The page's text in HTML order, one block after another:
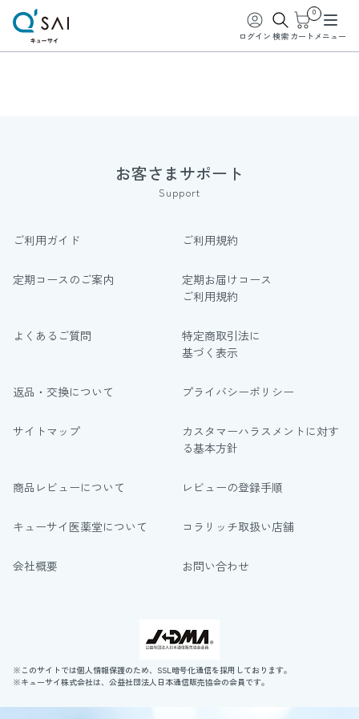
ログイン 検索
0
カート メニュー
お客さまサポート
Support
ご利用ガイド ご利用規約
定期コースのご案内
定期お届けコース
ご利用規約
よくあるご質問
特定商取引法に
基づく表示
返品・交換について プライバシーポリシー
サイトマップ
カスタマーハラスメントに対す
る基本方針
商品レビューについて レビューの登録手順
キューサイ医薬堂について コラリッチ取扱い店舗
会社概要 お問い合わせ
※このサイトでは個人情報保護のため、SSL暗号化通信を採用しております。
※キューサイ株式会社は、公益社団法人日本通信販売協会の会員です。